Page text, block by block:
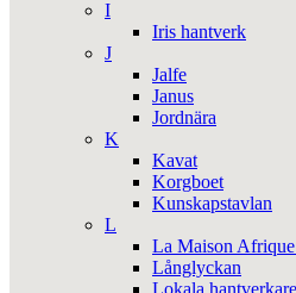
I
Iris hantverk
J
Jalfe
Janus
Jordnära
K
Kavat
Korgboet
Kunskapstavlan
L
La Maison
Långlyckan
Lokala hantverkare